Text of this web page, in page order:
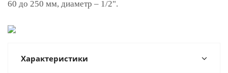
60 до 250 мм, диаметр – 1/2".
Характеристики